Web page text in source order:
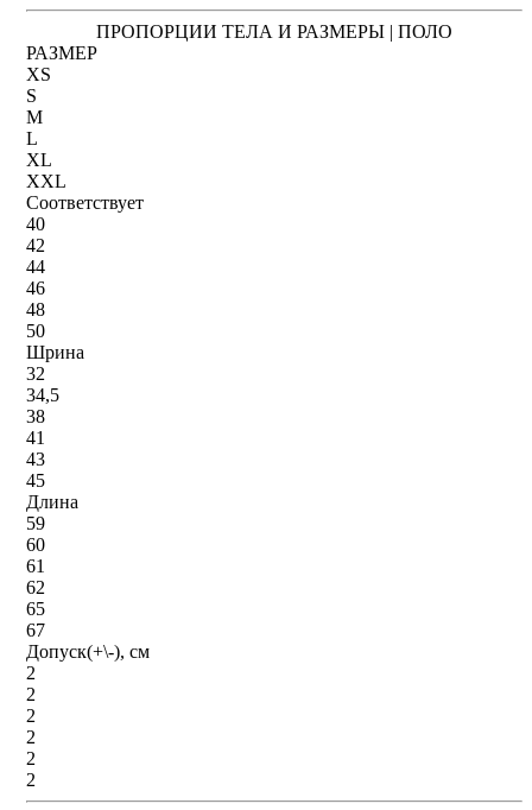
ПРОПОРЦИИ ТЕЛА И РАЗМЕРЫ | ПОЛО
РАЗМЕР
XS
S
M
L
XL
XXL
Соответствует
40
42
44
46
48
50
Шрина
32
34,5
38
41
43
45
Длина
59
60
61
62
65
67
Допуск(+\-), см
2
2
2
2
2
2